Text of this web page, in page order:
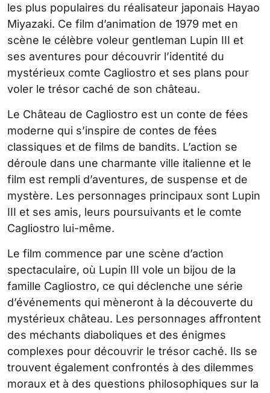
les plus populaires du réalisateur japonais Hayao
Miyazaki. Ce film d’animation de 1979 met en
scène le célèbre voleur gentleman Lupin III et
ses aventures pour découvrir l’identité du
mystérieux comte Cagliostro et ses plans pour
voler le trésor caché de son château.
Le Château de Cagliostro est un conte de fées
moderne qui s’inspire de contes de fées
classiques et de films de bandits. L’action se
déroule dans une charmante ville italienne et le
film est rempli d’aventures, de suspense et de
mystère. Les personnages principaux sont Lupin
III et ses amis, leurs poursuivants et le comte
Cagliostro lui-même.
Le film commence par une scène d’action
spectaculaire, où Lupin III vole un bijou de la
famille Cagliostro, ce qui déclenche une série
d’événements qui mèneront à la découverte du
mystérieux château. Les personnages affrontent
des méchants diaboliques et des énigmes
complexes pour découvrir le trésor caché. Ils se
trouvent également confrontés à des dilemmes
moraux et à des questions philosophiques sur la